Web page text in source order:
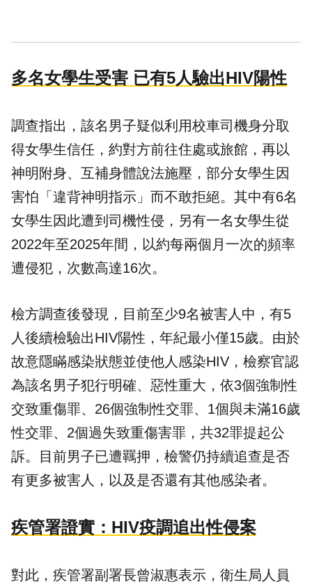
多名女學生受害 已有5人驗出HIV陽性
調查指出，該名男子疑似利用校車司機身分取
得女學生信任，約對方前往住處或旅館，再以
神明附身、互補身體說法施壓，部分女學生因
害怕「違背神明指示」而不敢拒絕。其中有6名
女學生因此遭到司機性侵，另有一名女學生從
2022年至2025年間，以約每兩個月一次的頻率
遭侵犯，次數高達16次。
檢方調查後發現，目前至少9名被害人中，有5
人後續檢驗出HIV陽性，年紀最小僅15歲。由於
故意隱瞞感染狀態並使他人感染HIV，檢察官認
為該名男子犯行明確、惡性重大，依3個強制性
交致重傷罪、26個強制性交罪、1個與未滿16歲
性交罪、2個過失致重傷害罪，共32罪提起公
訴。目前男子已遭羈押，檢警仍持續追查是否
有更多被害人，以及是否還有其他感染者。
疾管署證實：HIV疫調追出性侵案
對此，疾管署副署長曾淑惠表示，衛生局人員